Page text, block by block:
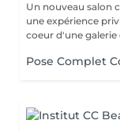
Un nouveau salon
une expérience
coeur d'une galerie
Pose Complet